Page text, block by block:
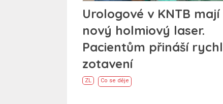
Urologové v KNTB mají
nový holmiový laser.
Pacientům přináší
zotavení
ZL Co se děje